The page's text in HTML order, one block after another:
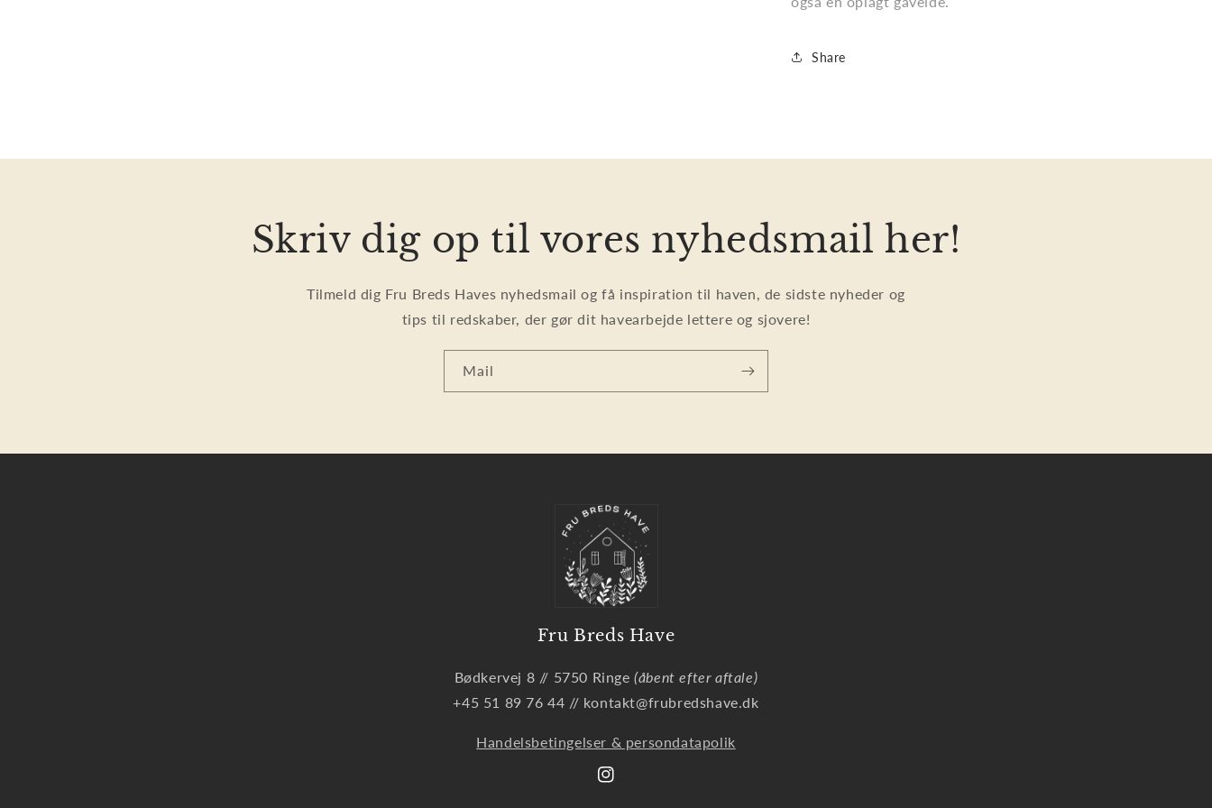
Share
Skriv dig op til vores nyhedsmail her!
Tilmeld dig Fru Breds Haves nyhedsmail og få inspiration til haven, de sidste nyheder og
tips til redskaber, der gør dit havearbejde lettere og sjovere!
Mail
Fru Breds Have
Bødkervej 8 // 5750 Ringe(åbent efter aftale)
+45 51 89 76 44 // kontakt@frubredshave.dk
Handelsbetingelser & persondatapolik
Instagram